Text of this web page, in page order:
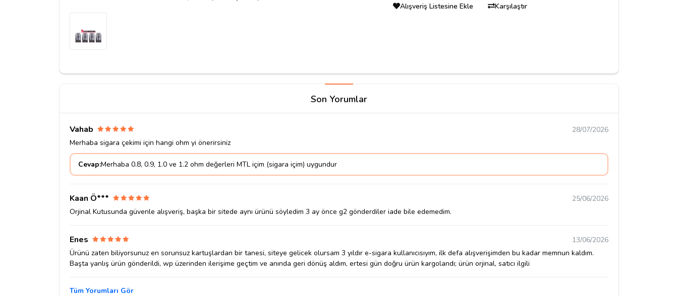
Alışveriş Listesine Ekle Karşılaştır
Son Yorumlar
Vahab
28/07/2026
Merhaba sigara çekimi için hangi ohm yi önerirsiniz
Cevap:Merhaba 0.8, 0.9, 1.0 ve 1.2 ohm değerleri MTL içim (sigara içim) uygundur
Kaan Ö***
25/06/2026
Orjinal Kutusunda güvenle alışveriş, başka bir sitede aynı ürünü söyledim 3 ay önce g2 gönderdiler iade bile edemedim.
Enes
13/06/2026
Ürünü zaten biliyorsunuz en sorunsuz kartuşlardan bir tanesi, siteye gelicek olursam 3 yıldır e-sigara kullanıcısıyım, ilk defa alışverişimden bu kadar memnun kaldım.
Başta yanlış ürün gönderildi, wp üzerinden ilerişime geçtim ve anında geri dönüş aldım, ertesi gün doğru ürün kargolandı; ürün orjinal, satıcı ilgili
Tüm Yorumları Gör